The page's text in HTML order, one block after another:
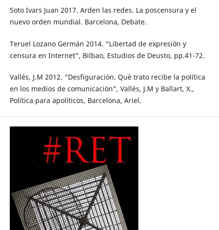
Soto Ivars Juan 2017. Arden las redes. La poscensura y el
nuevo orden mundial. Barcelona, Debate.
Teruel Lozano Germán 2014. “Libertad de expresión y
censura en Internet”, Bilbao, Estudios de Deusto, pp.41-72.
Vallés, J.M 2012. “Desfiguración. Qué trato recibe la política
en los medios de comunicación”, Vallés, J.M y Ballart, X.,
Política para apolíticos, Barcelona, Ariel.